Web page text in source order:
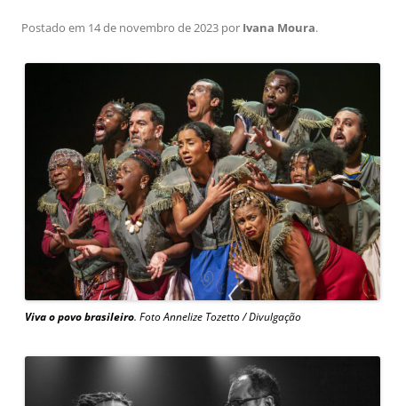
Postado em 14 de novembro de 2023 por Ivana Moura.
Viva o povo brasileiro. Foto Annelize Tozetto / Divulgação